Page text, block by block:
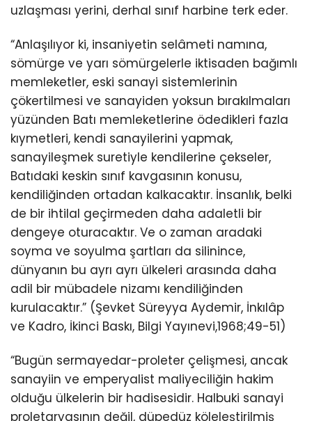
uzlaşması yerini, derhal sınıf harbine terk eder.
“Anlaşılıyor ki, insaniyetin selâmeti namına,
sömürge ve yarı sömürgelerle iktisaden bağımlı
memleketler, eski sanayi sistemlerinin
çökertilmesi ve sanayiden yoksun bırakılmaları
yüzünden Batı memleketlerine ödedikleri fazla
kıymetleri, kendi sanayilerini yapmak,
sanayileşmek suretiyle kendilerine çekseler,
Batıdaki keskin sınıf kavgasının konusu,
kendiliğinden ortadan kalkacaktır. İnsanlık, belki
de bir ihtilal geçirmeden daha adaletli bir
dengeye oturacaktır. Ve o zaman aradaki
soyma ve soyulma şartları da silinince,
dünyanın bu ayrı ayrı ülkeleri arasında daha
adil bir mübadele nizamı kendiliğinden
kurulacaktır.” (Şevket Süreyya Aydemir, İnkılâp
ve Kadro, İkinci Baskı, Bilgi Yayınevi,1968;49-51)
“Bugün sermayedar-proleter çelişmesi, ancak
sanayiin ve emperyalist maliyeciliğin hakim
olduğu ülkelerin bir hadisesidir. Halbuki sanayi
proletaryasının değil, düpedüz köleleştirilmiş